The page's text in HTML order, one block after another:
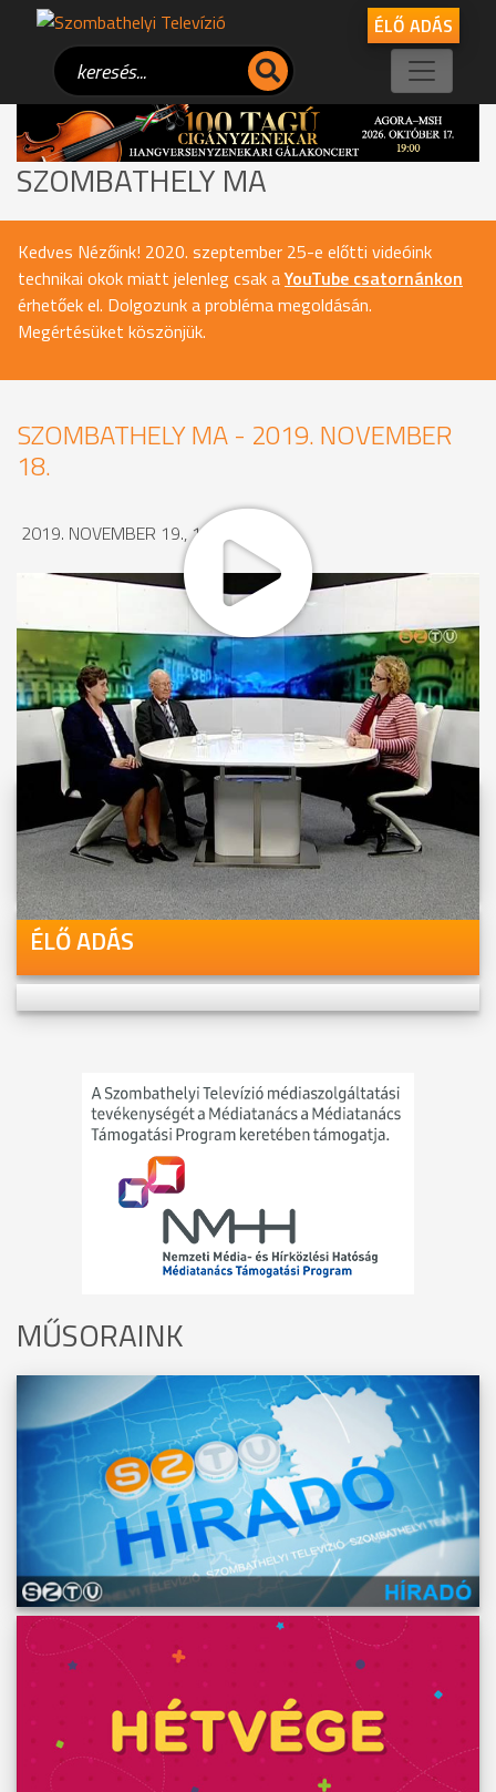
ÉLŐ ADÁS
SZOMBATHELY MA
Kedves Nézőink! 2020. szeptember 25-e előtti videóink
technikai okok miatt jelenleg csak aYouTube csatornánkon
érhetőek el. Dolgozunk a probléma megoldásán.
Megértésüket köszönjük.
SZOMBATHELY MA - 2019. NOVEMBER
18.
2019. NOVEMBER 19., 10:46
MEGOSZTÁS
Videóink megtekinthetőek
Youtube-csatornánkon is!
ÉLŐ ADÁS
MŰSORAINK